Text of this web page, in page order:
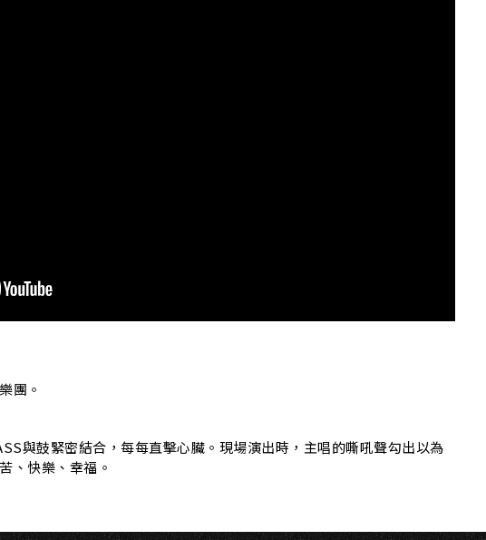
團。
與鼓緊密結合，每每直擊心臟。現場演出時，主唱的嘶吼聲勾出以為
、快樂、幸福。